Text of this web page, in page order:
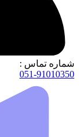
شماره تماس :
051-91010350